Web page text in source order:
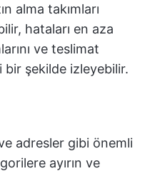
alma takımları
hataları en aza
ve teslimat
şekilde izleyebilir.
adresler gibi önemli
ayırın ve